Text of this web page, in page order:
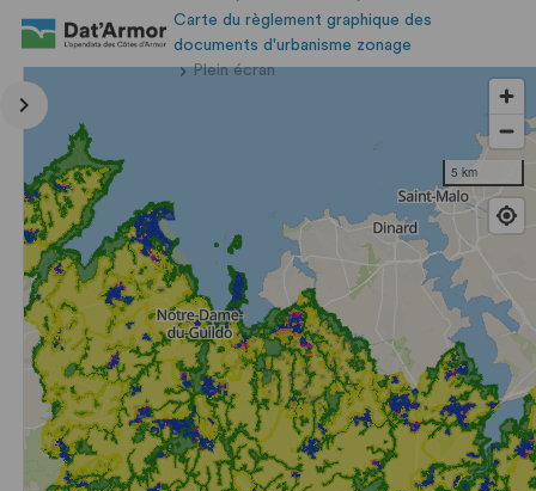
Carte du règlement graphique des
documents d'urbanisme zonage
Plein écran